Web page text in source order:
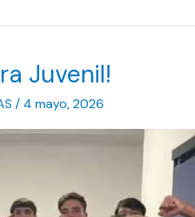
Juvenil!
/ 4 mayo, 2026